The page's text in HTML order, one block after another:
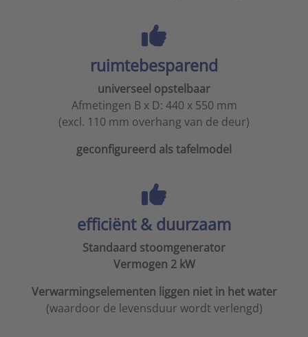
ruimtebesparend
universeel opstelbaar
Afmetingen B x D: 440 x 550 mm
(excl. 110 mm overhang van de deur)
geconfigureerd als tafelmodel
efficiënt & duurzaam
Standaard stoomgenerator
Vermogen 2 kW
Verwarmingselementen liggen niet in het water
(waardoor de levensduur wordt verlengd)